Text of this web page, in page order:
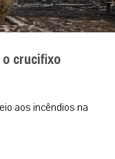
crucifixo
aos incêndios na